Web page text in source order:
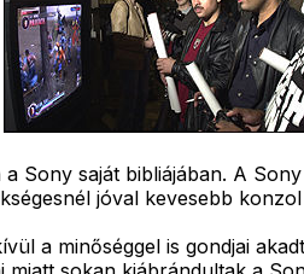
Sony saját bibliájában. A
jóval kevesebb
a minőséggel is gondjai